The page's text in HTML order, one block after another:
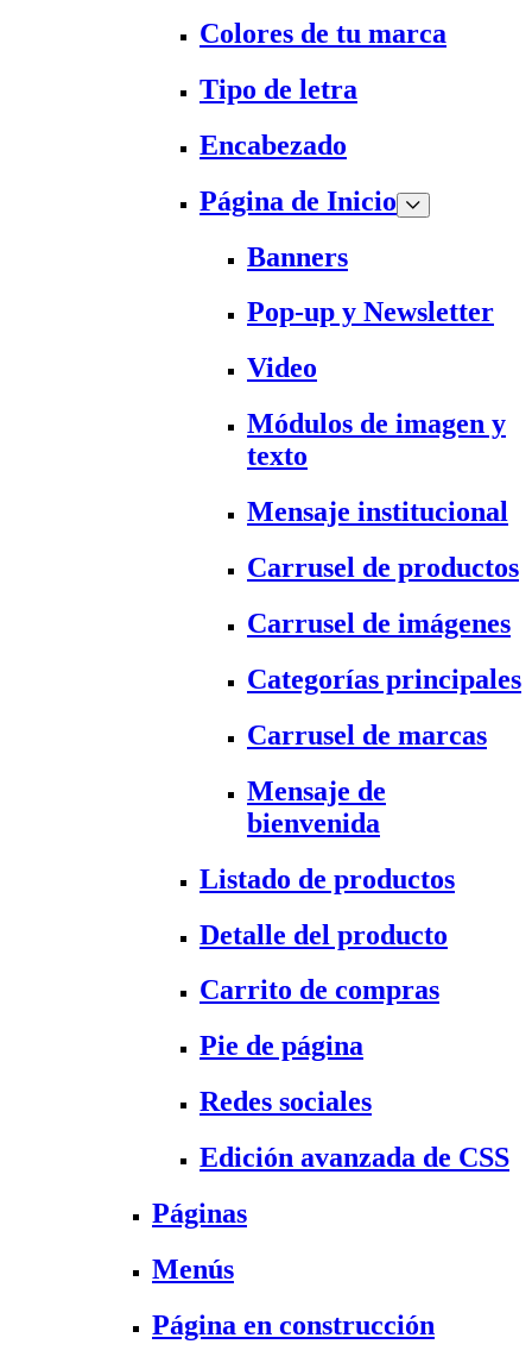
Colores de tu marca
Tipo de letra
Encabezado
Página de Inicio
Banners
Pop-up y Newsletter
Video
Módulos de imagen y
texto
Mensaje institucional
Carrusel de productos
Carrusel de imágenes
Categorías principales
Carrusel de marcas
Mensaje de
bienvenida
Listado de productos
Detalle del producto
Carrito de compras
Pie de página
Redes sociales
Edición avanzada de CSS
Páginas
Menús
Página en construcción